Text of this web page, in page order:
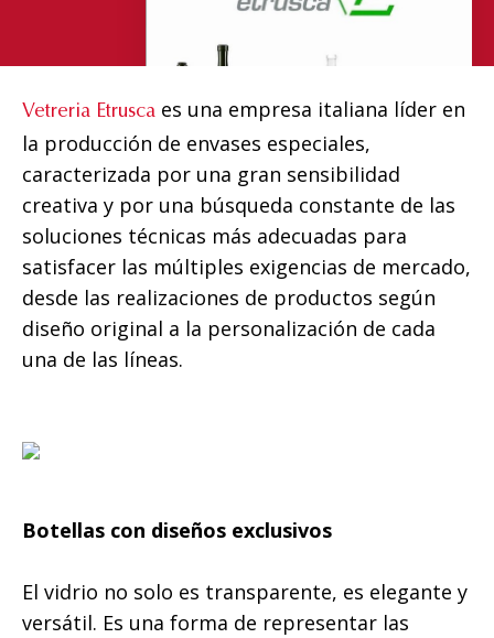
Vetreria Etrusca es una empresa italiana líder en
la producción de envases especiales,
caracterizada por una gran sensibilidad
creativa y por una búsqueda constante de las
soluciones técnicas más adecuadas para
satisfacer las múltiples exigencias de mercado,
desde las realizaciones de productos según
diseño original a la personalización de cada
una de las líneas.
Botellas con diseños exclusivos
El vidrio no solo es transparente, es elegante y
versátil. Es una forma de representar las